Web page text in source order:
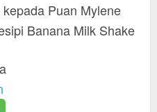
Puan Mylene
Banana Milk Shake